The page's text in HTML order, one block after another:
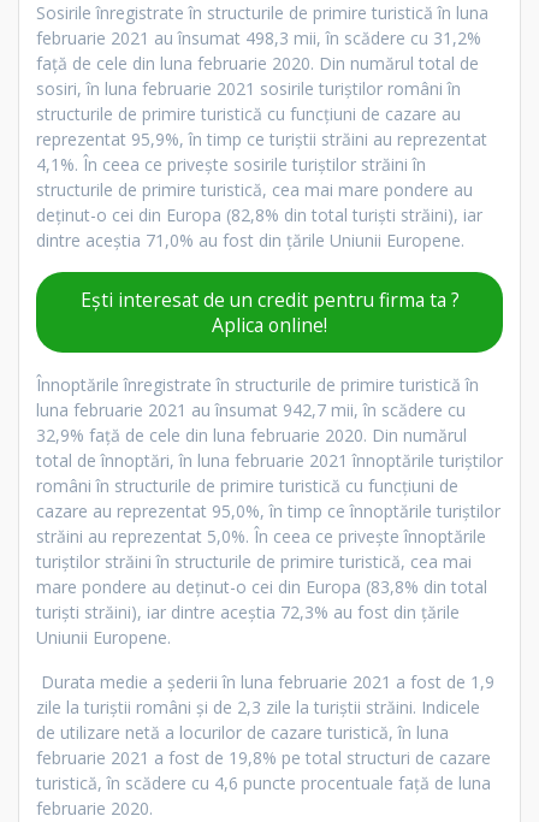
Sosirile înregistrate în structurile de primire turistică în luna
februarie 2021 au însumat 498,3 mii, în scădere cu 31,2%
faţă de cele din luna februarie 2020. Din numărul total de
sosiri, în luna februarie 2021 sosirile turiştilor români în
structurile de primire turistică cu funcţiuni de cazare au
reprezentat 95,9%, în timp ce turiştii străini au reprezentat
4,1%. În ceea ce priveşte sosirile turiştilor străini în
structurile de primire turistică, cea mai mare pondere au
deţinut-o cei din Europa (82,8% din total turişti străini), iar
dintre aceștia 71,0% au fost din ţările Uniunii Europene.
Ești interesat de un credit pentru firma ta ?
Aplica online!
Înnoptările înregistrate în structurile de primire turistică în
luna februarie 2021 au însumat 942,7 mii, în scădere cu
32,9% faţă de cele din luna februarie 2020. Din numărul
total de înnoptări, în luna februarie 2021 înnoptările turiştilor
români în structurile de primire turistică cu funcţiuni de
cazare au reprezentat 95,0%, în timp ce înnoptările turiştilor
străini au reprezentat 5,0%. În ceea ce priveşte înnoptările
turiştilor străini în structurile de primire turistică, cea mai
mare pondere au deţinut-o cei din Europa (83,8% din total
turişti străini), iar dintre aceștia 72,3% au fost din ţările
Uniunii Europene.
Durata medie a şederii în luna februarie 2021 a fost de 1,9
zile la turiştii români şi de 2,3 zile la turiştii străini. Indicele
de utilizare netă a locurilor de cazare turistică, în luna
februarie 2021 a fost de 19,8% pe total structuri de cazare
turistică, în scădere cu 4,6 puncte procentuale faţă de luna
februarie 2020.